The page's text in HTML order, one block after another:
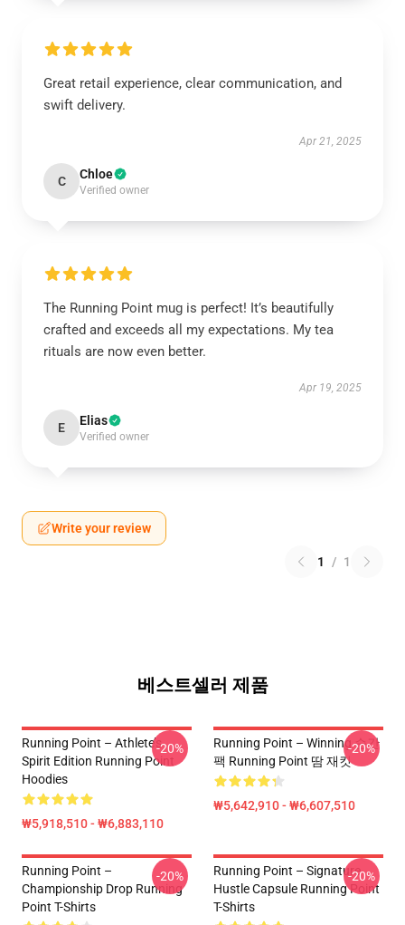
Great retail experience, clear communication, and
swift delivery.
Apr 21, 2025
C Chloe
Verified owner
The Running Point mug is perfect! It’s beautifully
crafted and exceeds all my expectations. My tea
rituals are now even better.
Apr 19, 2025
E Elias
Verified owner
Write your review
1 / 1
베스트셀러 제품
Running Point – Athlete’s
Spirit Edition Running Point
Hoodies
₩5,918,510 - ₩6,883,110
-20%
Running Point – Winning 순간
팩 Running Point 땀 재킷
₩5,642,910 - ₩6,607,510
-20%
Running Point –
Championship Drop Running
Point T-Shirts
-20%
Running Point – Signature
Hustle Capsule Running Point
T-Shirts
-20%